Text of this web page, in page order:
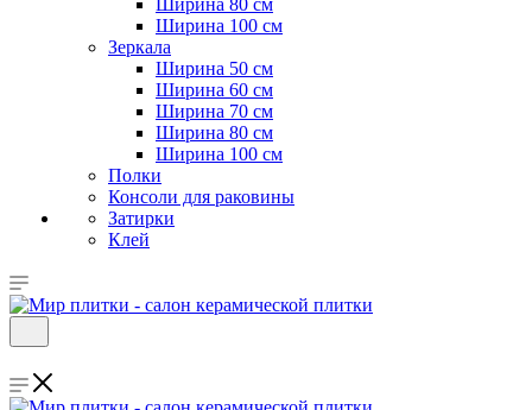
Ширина 80 см
Ширина 100 см
Зеркала
Ширина 50 см
Ширина 60 см
Ширина 70 см
Ширина 80 см
Ширина 100 см
Полки
Консоли для раковины
Затирки
Клей